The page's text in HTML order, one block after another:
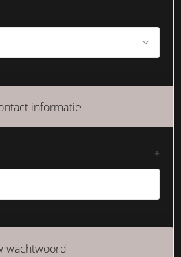
informatie
*
wachtwoord